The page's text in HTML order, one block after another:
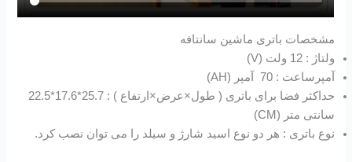
مشخصات باتری ماشین سانتافه
ولتاژ : 12 ولت (V)
آمپرساعت : 70 آمپر (AH)
حداکثر فضا برای باتری ( طول×عرض×ارتفاع ) : 25.7*17.6*22.5
سانتی متر (CM)
نوع باتری : هر دو نوع اسید شارژ و سیلد را می توان نصب کرد.